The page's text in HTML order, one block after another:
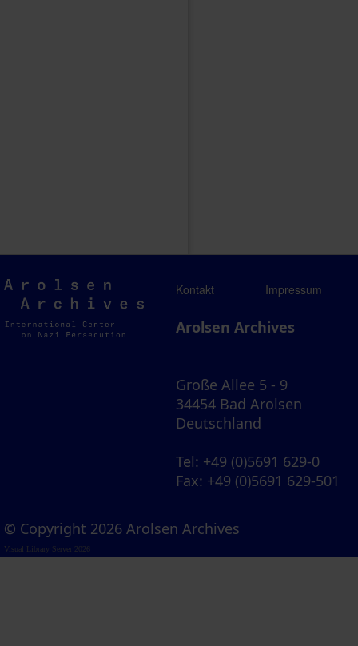
Arolsen
Archives
Kontakt Impressum
Arolsen Archives
Große Allee 5 - 9
34454 Bad Arolsen
Deutschland
Tel: +49 (0)5691 629-0
Fax: +49 (0)5691 629-501
© Copyright 2026 Arolsen Archives
Visual Library Server 2026